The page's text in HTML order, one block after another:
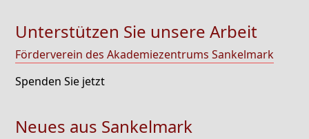
Unterstützen Sie unsere Arbeit
Förderverein des Akademiezentrums Sankelmark
Spenden Sie jetzt
Neues aus Sankelmark